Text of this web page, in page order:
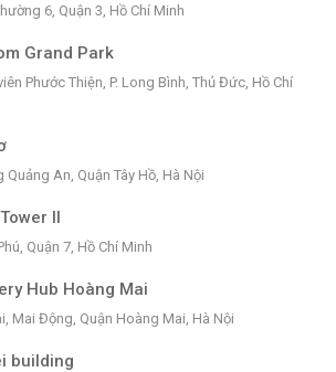
6, Quận 3, Hồ Chí Minh
Grand Park
Phước Thiện, P. Long Bình, Thủ Đức, Hồ Chí
Quảng An, Quận Tây Hồ, Hà Nội
II
Quận 7, Hồ Chí Minh
Hub Hoàng Mai
Mai Động, Quận Hoàng Mai, Hà Nội
building